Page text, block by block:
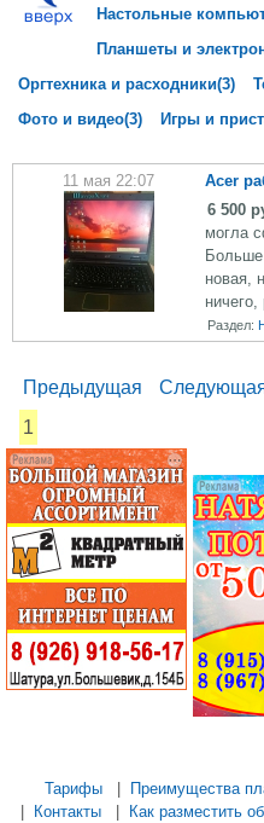
Настольные
Планшеты и
Оргтехника и расходники(3)
Фото и видео(3)
Игры и
11 мая 22:07
Acer
6 500
могла
новая,
ничего,
Раздел:
Предыдущая
1
Тарифы Преимущества
Контакты Как разместить